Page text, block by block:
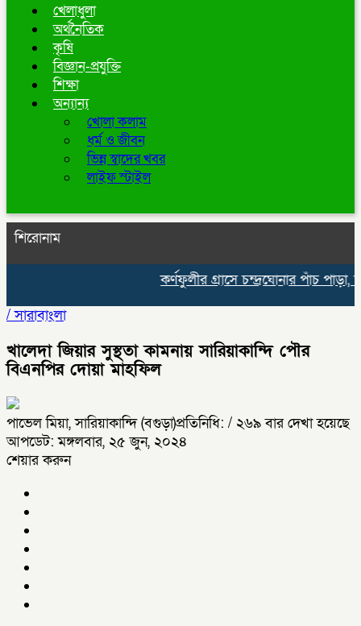
খেলাধুলা
অর্থনৈতিক
কৃষি
বিজ্ঞান-প্রযুক্তি
শিক্ষা
অন্যান্য
খোলা কলাম
ধর্ম ও জীবন
ভিন্ন স্বাদের খবর
লাইফ স্টাইল
শিরোনাম
কর্ণফুলীর গ্রাসে চন্দ্রঘোনার পাঁচ পাড়া,
/সারাবাংলা
খালেদা জিয়ার সুস্থতা কামনায় সারিয়াকান্দি পৌর
বিএনপির দোয়া মাহফিল
পাভেল মিয়া, সারিয়াকান্দি (বগুড়া)প্রতিনিধি: / ২৬৯ বার দেখা হয়েছে
আপডেট: মঙ্গলবার, ২৫ জুন, ২০২৪
শেয়ার করুন